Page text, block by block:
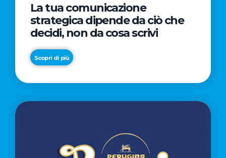
REGISTA
PREMIO
OSCAR®
La tua comunicazione
strategica dipende da ciò che
decidi, non da cosa scrivi
Scopri di più